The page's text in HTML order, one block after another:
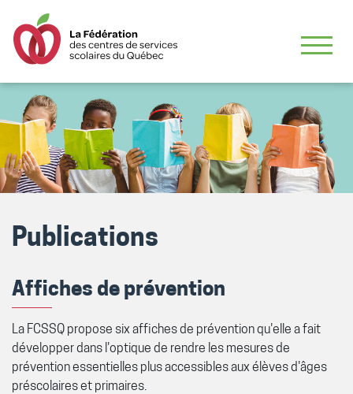
Publications
Affiches de prévention
La FCSSQ propose six affiches de prévention qu'elle a fait
développer dans l'optique de rendre les mesures de
prévention essentielles plus accessibles aux élèves d'âges
préscolaires et primaires.